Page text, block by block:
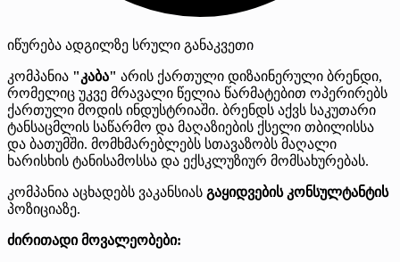
იწურება ადგილზე სრული განაკვეთი
კომპანია "კაბა" არის ქართული დიზაინერული ბრენდი,
რომელიც უკვე მრავალი წელია წარმატებით ოპერირებს
ქართული მოდის ინდუსტრიაში. ბრენდს აქვს საკუთარი
ტანსაცმლის საწარმო და მაღაზიების ქსელი თბილისსა
და ბათუმში. მომხმარებლებს სთავაზობს მაღალი
ხარისხის ტანისამოსსა და ექსკლუზიურ მომსახურებას.
კომპანია აცხადებს ვაკანსიას გაყიდვების კონსულტანტის
პოზიციაზე.
ძირითადი მოვალეობები: